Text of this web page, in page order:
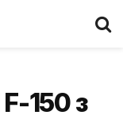
150 з